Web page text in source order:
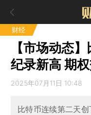
财经
【市场动态
纪录新高 期
2025年07月11日 10:48
比特币连续第二天